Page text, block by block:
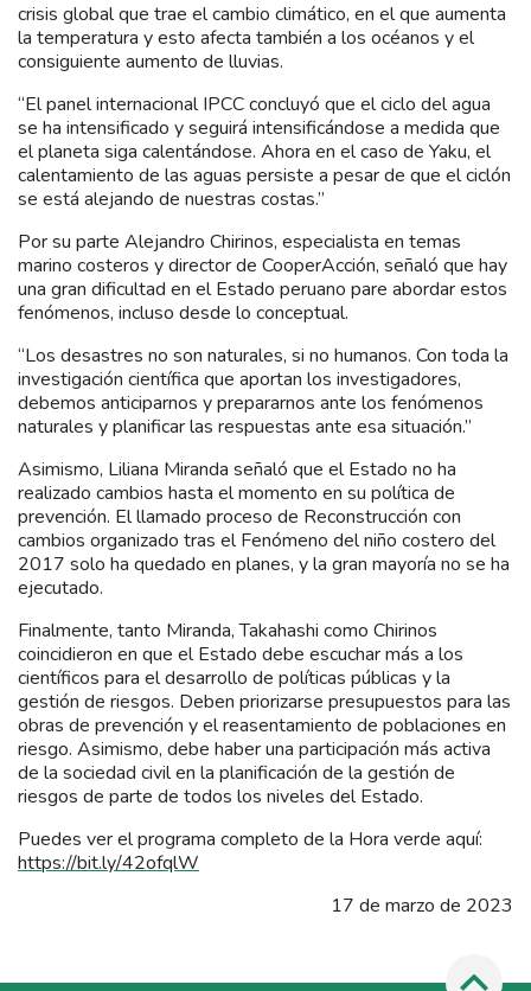
crisis global que trae el cambio climático, en el que aumenta
la temperatura y esto afecta también a los océanos y el
consiguiente aumento de lluvias.
“El panel internacional IPCC concluyó que el ciclo del agua
se ha intensificado y seguirá intensificándose a medida que
el planeta siga calentándose. Ahora en el caso de Yaku, el
calentamiento de las aguas persiste a pesar de que el ciclón
se está alejando de nuestras costas.”
Por su parte Alejandro Chirinos, especialista en temas
marino costeros y director de CooperAcción, señaló que hay
una gran dificultad en el Estado peruano pare abordar estos
fenómenos, incluso desde lo conceptual.
“Los desastres no son naturales, si no humanos. Con toda la
investigación científica que aportan los investigadores,
debemos anticiparnos y prepararnos ante los fenómenos
naturales y planificar las respuestas ante esa situación.”
Asimismo, Liliana Miranda señaló que el Estado no ha
realizado cambios hasta el momento en su política de
prevención. El llamado proceso de Reconstrucción con
cambios organizado tras el Fenómeno del niño costero del
2017 solo ha quedado en planes, y la gran mayoría no se ha
ejecutado.
Finalmente, tanto Miranda, Takahashi como Chirinos
coincidieron en que el Estado debe escuchar más a los
científicos para el desarrollo de políticas públicas y la
gestión de riesgos. Deben priorizarse presupuestos para las
obras de prevención y el reasentamiento de poblaciones en
riesgo. Asimismo, debe haber una participación más activa
de la sociedad civil en la planificación de la gestión de
riesgos de parte de todos los niveles del Estado.
Puedes ver el programa completo de la Hora verde aquí:
https://bit.ly/42ofqlW
17 de marzo de 2023